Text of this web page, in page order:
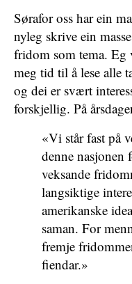
Sørafor oss har ein
nyleg skrive ein
fridom som tema. Eg
meg tid til å lese alle
og dei er svært
forskjellig. På
«Vi står fast på
denne nasjonen
veksande
langsiktige
amerikanske
saman. For
fremje
fiendar.»